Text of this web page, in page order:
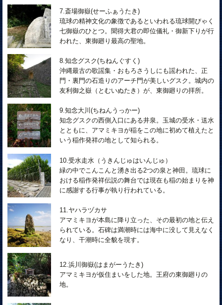
7.斎場御嶽(せーふぁうたき)
琉球の精神文化の象徴であるといわれる琉球開びゃく
七御嶽のひとつ。聞得大君の即位儀礼・御新下りが行
われた、東御廻り最高の聖地。
8.知念グスク(ちねんぐすく)
沖縄最古の歌謡集・おもろさうしにも謡われた、正
門・裏門の石造りのアーチ門が美しいグスク。城内の
友利御之嶽（とむいぬたき）が、東御廻りの拝所。
9.知念大川(ちねんうっかー)
知念グスクの西側入口にある井泉。玉城の受水・送水
とともに、アマミキヨが稲をこの地に初めて植えたと
いう稲作発祥の地として知られる。
10.受水走水（うきんじゅはいんじゅ）
緑の中でこんこんと湧き出る2つの泉と神田。琉球に
おける稲作発祥伝説の舞台では現在も稲の始まりを神
に感謝する行事が執り行われている。
11.ヤハラヅカサ
アマミキヨが本島に降り立った、その最初の地と伝え
られている。石碑は満潮時には海中に没して見えなく
なり、干潮時に全貌を現す。
12.浜川御嶽(はまがーうたき)
アマミキヨが仮住まいをした地。王府の東御廻りの
地。